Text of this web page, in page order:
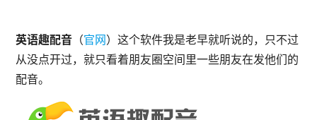
英语趣配音 （官网）这个软件我是老早就听说的，只不过
从没点开过，就只看着朋友圈空间里一些朋友在发他们的
配音。